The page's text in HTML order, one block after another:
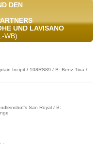
DEN
UND LAVISANO
WB)
Incipit / 108RS89 / B: Benz,Tina /
San Royal / B: